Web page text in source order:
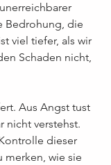
Bedrohung, die
viel tiefer, als wir
Schaden nicht,
Aus Angst tust
nicht verstehst.
dieser
merken, wie sie